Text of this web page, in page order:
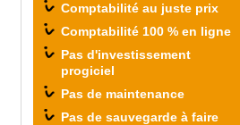
Comptabilité au juste prix
Comptabilité 100 % en ligne
Pas d'investissement
progiciel
Pas de maintenance
Pas de sauvegarde à faire